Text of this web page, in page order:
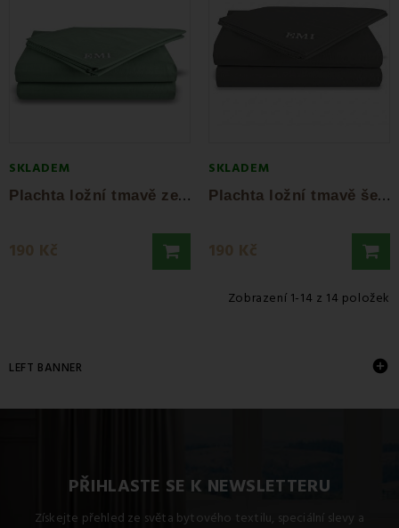
SKLADEM
P
lachta ložní tmavě zelená pevná EMI
190 Kč
SKLADEM
P
lachta ložní tmavě šedá pevná EMI
190 Kč
Zobrazení 1-14 z 14 položek
LEFT BANNER 
PŘIHLASTE SE K NEWSLETTERU
Získejte přehled ze světa bytového textilu, speciální slevy a